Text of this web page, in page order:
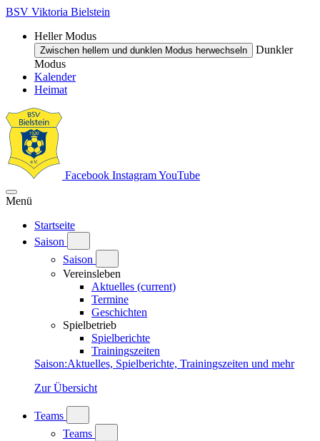
BSV Viktoria Bielstein
Heller Modus
Zwischen hellem und dunklen Modus herwechseln
Dunkler
Modus
Kalender
Heimat
Facebook InstagramYouTube
Menü
Startseite
Saison
Saison
Vereinsleben
Aktuelles (current)
Termine
Geschichten
Spielbetrieb
Spielberichte
Trainingszeiten
Saison:Aktuelles, Spielberichte, Trainingszeiten und mehr
Zur Übersicht
Teams
Teams